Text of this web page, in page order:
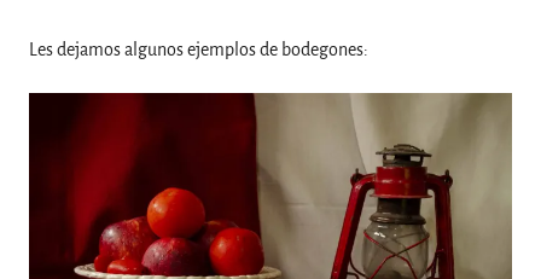
Les dejamos algunos ejemplos de bodegones: